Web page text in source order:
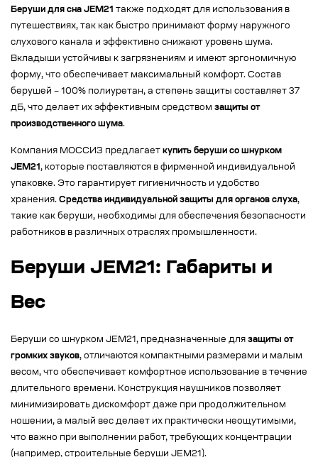
Беруши для сна JEM21 также подходят для использования в
путешествиях, так как быстро принимают форму наружного
слухового канала и эффективно снижают уровень шума.
Вкладыши устойчивы к загрязнениям и имеют эргономичную
форму, что обеспечивает максимальный комфорт. Состав
берушей – 100% полиуретан, а степень защиты составляет 37
дБ, что делает их эффективным средством защиты от
производственного шума.
Компания МОССИЗ предлагает купить беруши со шнурком
JEM21, которые поставляются в фирменной индивидуальной
упаковке. Это гарантирует гигиеничность и удобство
хранения. Средства индивидуальной защиты для органов слуха,
такие как беруши, необходимы для обеспечения безопасности
работников в различных отраслях промышленности.
Беруши JEM21: Габариты и
Вес
Беруши со шнурком JEM21, предназначенные для защиты от
громких звуков, отличаются компактными размерами и малым
весом, что обеспечивает комфортное использование в течение
длительного времени. Конструкция наушников позволяет
минимизировать дискомфорт даже при продолжительном
ношении, а малый вес делает их практически неощутимыми,
что важно при выполнении работ, требующих концентрации
(например, строительные беруши JEM21).